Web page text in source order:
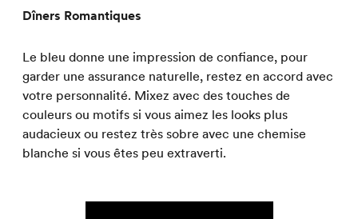
Dîners Romantiques
Le bleu donne une impression de confiance, pour
garder une assurance naturelle, restez en accord avec
votre personnalité. Mixez avec des touches de
couleurs ou motifs si vous aimez les looks plus
audacieux ou restez très sobre avec une chemise
blanche si vous êtes peu extraverti.